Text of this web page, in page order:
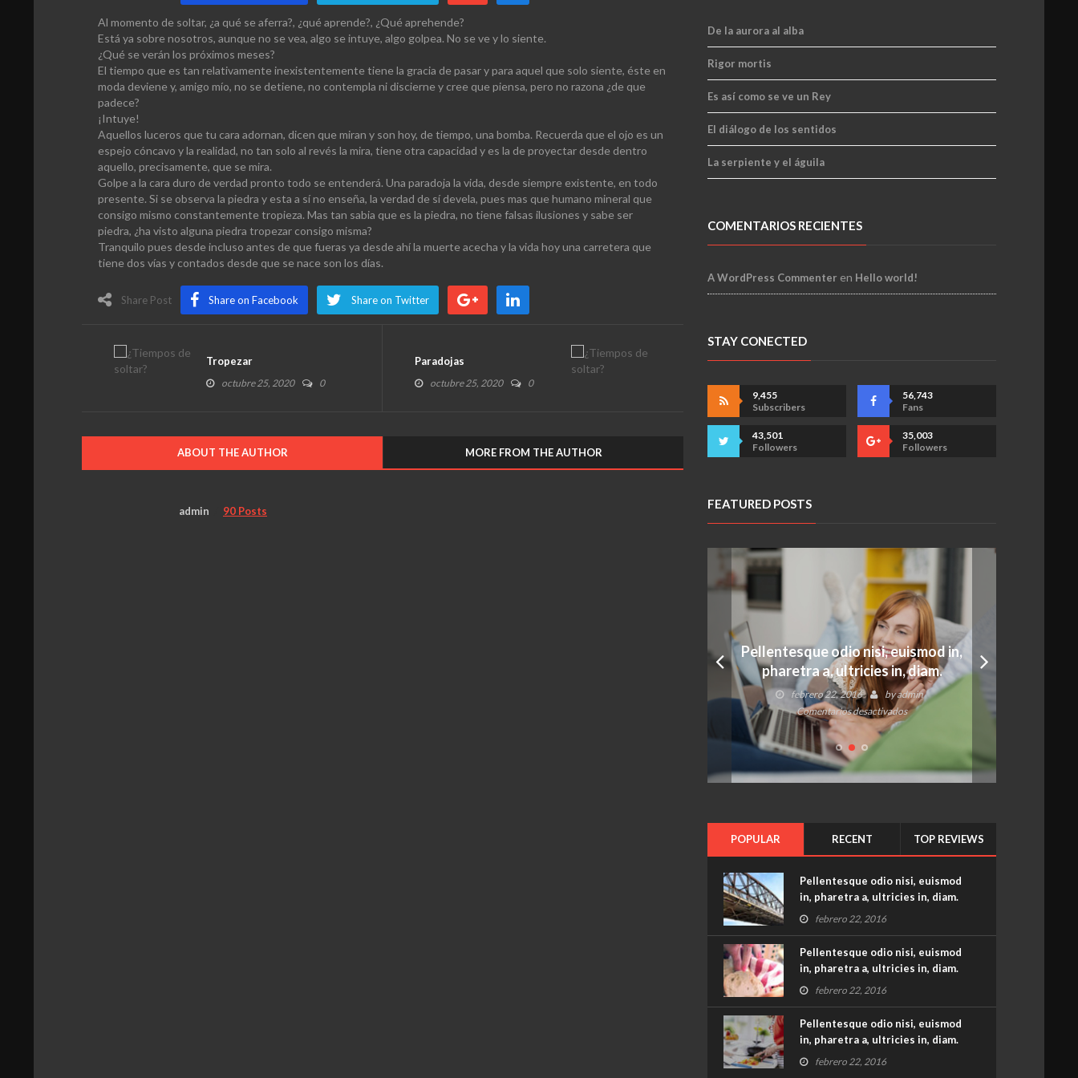
Al momento de soltar, ¿a qué se aferra?, ¿qué aprende?, ¿Qué aprehende?
Está ya sobre nosotros, aunque no se vea, algo se intuye, algo golpea. No se ve y lo siente.
¿Qué se verán los próximos meses?
El tiempo que es tan relativamente inexistentemente tiene la gracia de pasar y para aquel que solo siente, éste en
moda deviene y, amigo mío, no se detiene, no contempla ni discierne y cree que piensa, pero no razona ¿de que
padece?
¡Intuye!
Aquellos luceros que tu cara adornan, dicen que miran y son hoy, de tiempo, una bomba. Recuerda que el ojo es un
espejo cóncavo y la realidad, no tan solo al revés la mira, tiene otra capacidad y es la de proyectar desde dentro
aquello, precisamente, que se mira.
Golpe a la cara duro de verdad pronto todo se entenderá. Una paradoja la vida, desde siempre existente, en todo
presente. Si se observa la piedra y esta a sí no enseña, la verdad de sí devela, pues mas que humano mineral que
consigo mismo constantemente tropieza. Mas tan sabia que es la piedra, no tiene falsas ilusiones y sabe ser
piedra, ¿ha visto alguna piedra tropezar consigo misma?
Tranquilo pues desde incluso antes de que fueras ya desde ahí la muerte acecha y la vida hoy una carretera que
tiene dos vías y contados desde que se nace son los días.
Share Post Share on Facebook Share on Twitter
Tropezar
octubre 25, 2020 0
Paradojas
octubre 25, 2020 0
ABOUT THE AUTHOR MORE FROM THE AUTHOR
admin 90 Posts
De la aurora al alba
Rigor mortis
Es así como se ve un Rey
El diálogo de los sentidos
La serpiente y el águila
COMENTARIOS RECIENTES
A WordPress Commenter en Hello world!
STAY CONECTED
9,455
Subscribers
56,743
Fans
43,501
Followers
35,003
Followers
FEATURED POSTS
Pellentesque odio nisi, euismod in,
pharetra a, ultricies in, diam.
febrero 22, 2016 byadmin
Comentarios desactivadosen
euismod
ultricies
in,
POPULAR RECENT TOP REVIEWS
Pellentesque odio nisi, euismod
in, pharetra a, ultricies in, diam.
febrero 22, 2016
Pellentesque odio nisi, euismod
in, pharetra a, ultricies in, diam.
febrero 22, 2016
Pellentesque odio nisi, euismod
in, pharetra a, ultricies in, diam.
febrero 22, 2016